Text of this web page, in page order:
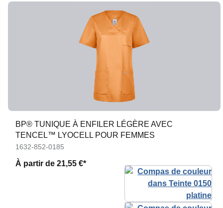
BP® TUNIQUE À ENFILER LÉGÈRE AVEC
TENCEL™ LYOCELL POUR FEMMES
1632-852-0185
À partir de 21,55 €*